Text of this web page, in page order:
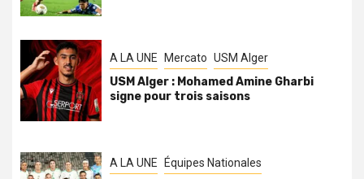
A LA UNE Mercato USM Alger
USM Alger : Mohamed Amine Gharbi
signe pour trois saisons
A LA UNE Équipes Nationales